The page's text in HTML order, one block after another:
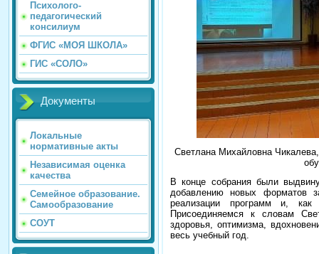
Психолого-
педагогический
консилиум
ФГИС «МОЯ ШКОЛА»
ГИС «СОЛО»
Документы
Локальные
нормативные акты
Независимая оценка
качества
Семейное образование.
Самообразование
СОУТ
Светлана Михайловна
В конце собрания были
добавлению новых форматов
реализации программ и, как
Присоединяемся к словам
здоровья, оптимизма,
весь учебный год.